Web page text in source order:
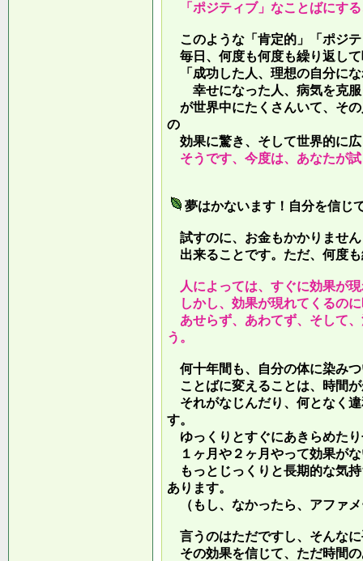
「ポジティブ」なことばにす
このような「肯定的」「ポジ
毎日、何度も何度も繰り返し
「成功した人、理想の自分に
幸せになった人、病気を克服
が世界中にたくさんいて、そ
の
効果に驚き、そして世界的に
そうです、今度は、あなたが
夢はかないます！自分を信じ
試すのに、お金もかかりませ
出来ることです。ただ、何度
人によっては、すぐに効果が
しかし、効果が現れてくるの
あせらず、あわてず、そして
う。
何十年間も、自分の体に染み
ことばに変えることは、時間
それがなじんだり、何となく
す。
ゆっくりとすぐにあきらめた
１ヶ月や２ヶ月やって効果が
もっとじっくりと長期的な気
あります。
（もし、なかったら、アファ
言うのはただですし、そんな
その効果を信じて、ただ時間